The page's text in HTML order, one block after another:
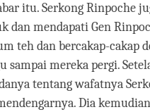
itu. Serkong Rinpoche
dan mendapati Gen
teh dan bercakap-cakap
sampai mereka pergi.
tentang wafatnya
Dia